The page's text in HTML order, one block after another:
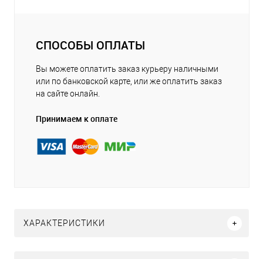
СПОСОБЫ ОПЛАТЫ
Вы можете оплатить заказ курьеру наличными
или по банковской карте, или же оплатить заказ
на сайте онлайн.
Принимаем к оплате
ХАРАКТЕРИСТИКИ